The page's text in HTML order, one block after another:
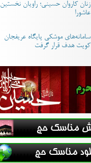
زنان کاروان حسینی؛ راویان نخستین
عاشورا
سامانه‌های موشکی پایگاه عریفجان
کویت هدف قرار گرفت